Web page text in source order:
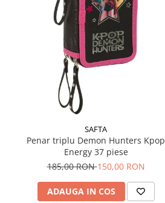
SAFTA
Penar triplu Demon Hunters Kpop
Energy 37 piese
185,00 RON150,00 RON
ADAUGA IN COS